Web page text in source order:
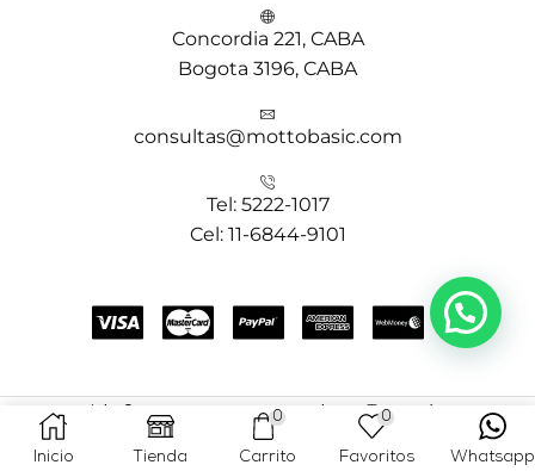
Concordia 221, CABA
Bogota 3196, CABA
consultas@mottobasic.com
Tel: 5222-1017
Cel: 11-6844-9101
Copyright © 2025 MOTTO BASIC- Creado porTeems Agency
Inicio Tienda
0
Carrito
0
Favoritos Whatsapp